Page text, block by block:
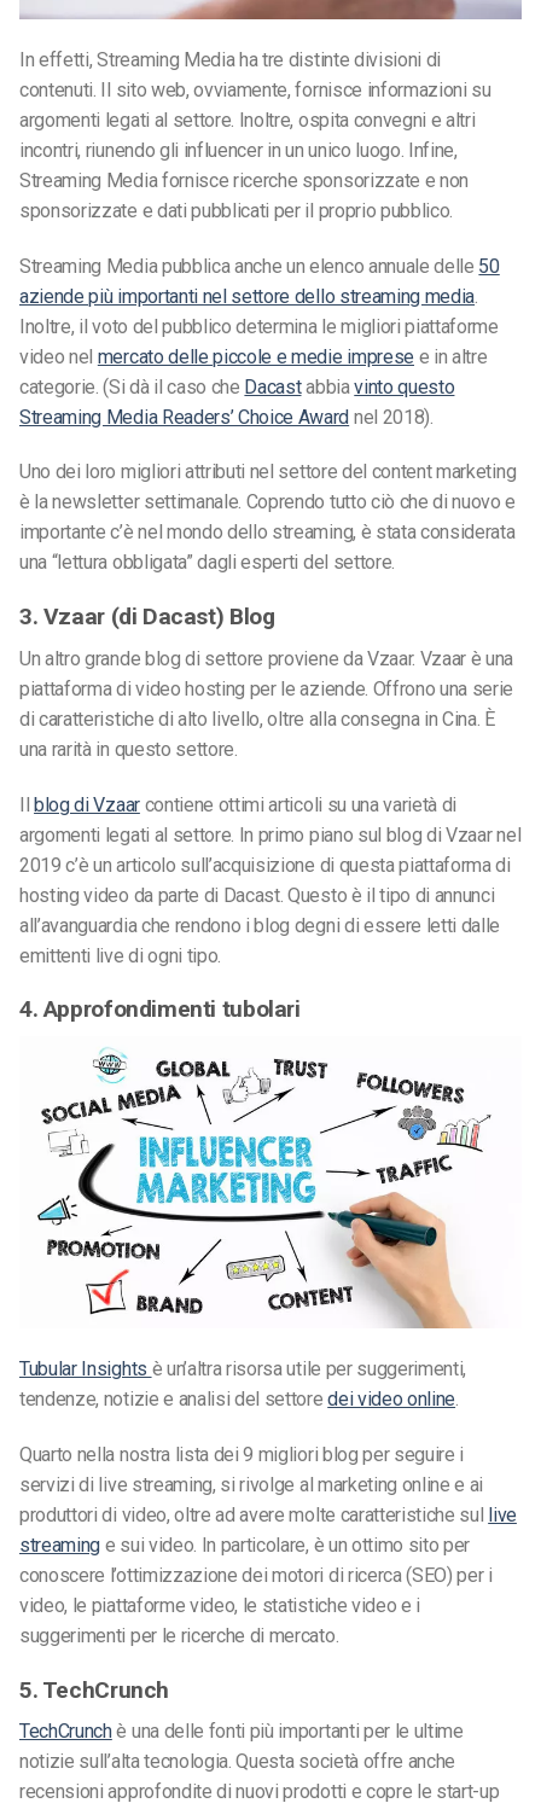
In effetti, Streaming Media ha tre distinte divisioni di
contenuti. Il sito web, ovviamente, fornisce informazioni su
argomenti legati al settore. Inoltre, ospita convegni e altri
incontri, riunendo gli influencer in un unico luogo. Infine,
Streaming Media fornisce ricerche sponsorizzate e non
sponsorizzate e dati pubblicati per il proprio pubblico.
Streaming Media pubblica anche un elenco annuale delle 50
aziende più importanti nel settore dello streaming media
Inoltre, il voto del pubblico determina le migliori piattaforme
video nel mercato delle piccole e medie imprese e in altre
categorie. (Si dà il caso che Dacastabbiavinto questo
Streaming Media Readers’ Choice Award nel 2018).
Uno dei loro migliori attributi nel settore del content marketing
è la newsletter settimanale. Coprendo tutto ciò che di nuovo e
importante c’è nel mondo dello streaming, è stata considerata
una “lettura obbligata” dagli esperti del settore.
3. Vzaar (di Dacast) Blog
Un altro grande blog di settore proviene da Vzaar. Vzaar è una
piattaforma di video hosting per le aziende. Offrono una serie
di caratteristiche di alto livello, oltre alla consegna in Cina. È
una rarità in questo settore.
Ilblog di Vzaarcontiene ottimi articoli su una varietà di
argomenti legati al settore. In primo piano sul blog di Vzaar nel
2019 c’è un articolo sull’acquisizione di questa piattaforma di
hosting video da parte di Dacast. Questo è il tipo di annunci
all’avanguardia che rendono i blog degni di essere letti dalle
emittenti live di ogni tipo.
4. Approfondimenti tubolari
Tubular Insights è un’altra risorsa utile per suggerimenti,
tendenze, notizie e analisi del settoredei video online.
Quarto nella nostra lista dei 9 migliori blog per seguire i
servizi di live streaming, si rivolge al marketing online e ai
produttori di video, oltre ad avere molte caratteristiche sul live
streaming e sui video. In particolare, è un ottimo sito per
conoscere l’ottimizzazione dei motori di ricerca (SEO) per i
video, le piattaforme video, le statistiche video e i
suggerimenti per le ricerche di mercato.
5. TechCrunch
TechCrunchè una delle fonti più importanti per le ultime
notizie sull’alta tecnologia. Questa società offre anche
recensioni approfondite di nuovi prodotti e copre le start-up